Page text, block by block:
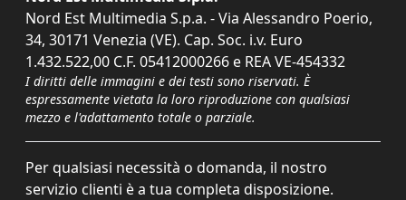
Nord Est Multimedia S.p.a. - Via Alessandro Poerio,
34, 30171 Venezia (VE). Cap. Soc. i.v. Euro
1.432.522,00 C.F. 05412000266 e REA VE-454332
I diritti delle immagini e dei testi sono riservati. È
espressamente vietata la loro riproduzione con qualsiasi
mezzo e l'adattamento totale o parziale.
Per qualsiasi necessità o domanda, il nostro
servizio clienti è a tua completa disposizione.